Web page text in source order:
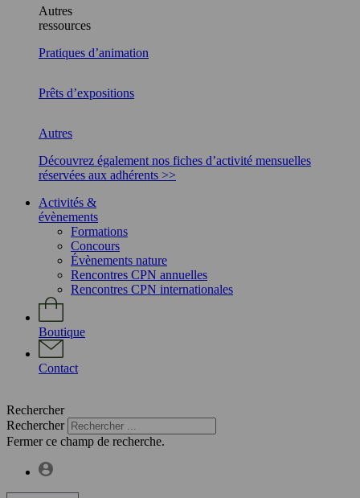
Autres
ressources
Pratiques d’animation
Prêts d’expositions
Autres
Découvrez également nos fiches d’activité mensuelles
réservées aux adhérents >>
Activités &
évènements
Formations
Concours
Évènements nature
Rencontres CPN annuelles
Rencontres CPN internationales
Boutique
Contact
Rechercher
Rechercher
Fermer ce champ de recherche.